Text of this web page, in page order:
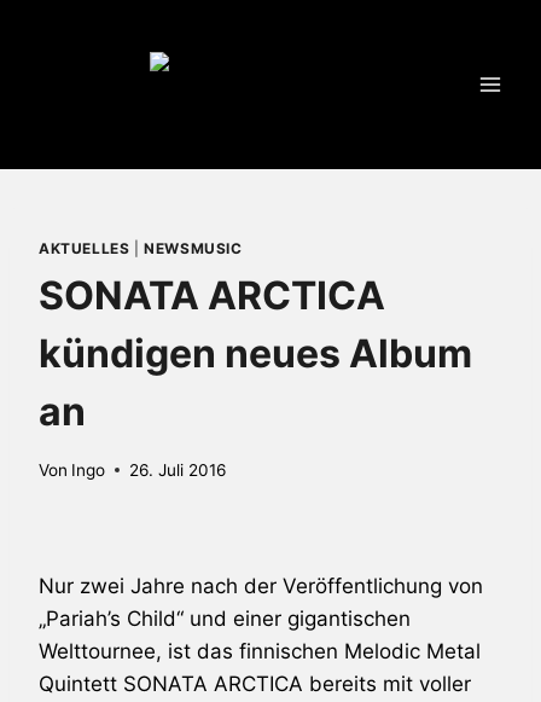
AKTUELLES |NEWSMUSIC
SONATA ARCTICA
kündigen neues Album
an
Von Ingo 26. Juli 2016
Nur zwei Jahre nach der Veröffentlichung von
„Pariah’s Child“ und einer gigantischen
Welttournee, ist das finnischen Melodic Metal
Quintett SONATA ARCTICA bereits mit voller